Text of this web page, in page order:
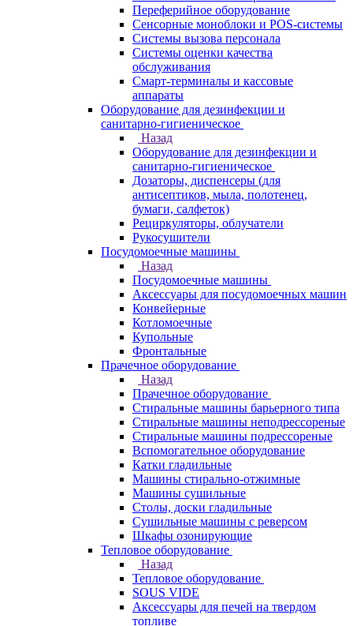
Переферийное оборудование
Сенсорные моноблоки и POS-системы
Системы вызова персонала
Системы оценки качества
обслуживания
Смарт-терминалы и кассовые
аппараты
Оборудование для дезинфекции и
санитарно-гигиеническое
Назад
Оборудование для дезинфекции и
санитарно-гигиеническое
Дозаторы, диспенсеры (для
антисептиков, мыла, полотенец,
бумаги, салфеток)
Рециркуляторы, облучатели
Рукосушители
Посудомоечные машины
Назад
Посудомоечные машины
Аксессуары для посудомоечных машин
Конвейерные
Котломоечные
Купольные
Фронтальные
Прачечное оборудование
Назад
Прачечное оборудование
Cтиральные машины барьерного типа
Cтиральные машины неподрессореные
Cтиральные машины подрессореные
Вспомогательное оборудование
Катки гладильные
Машины стирально-отжимные
Машины сушильные
Столы, доски гладильные
Сушильные машины с реверсом
Шкафы озонирующие
Тепловое оборудование
Назад
Тепловое оборудование
SOUS VIDE
Аксессуары для печей на твердом
топливе